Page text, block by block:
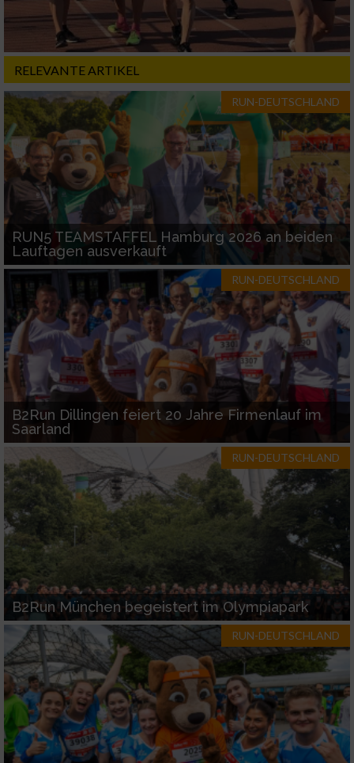
RELEVANTE ARTIKEL
RUN-DEUTSCHLAND
RUN5 TEAMSTAFFEL Hamburg 2026 an beiden
Lauftagen ausverkauft
RUN-DEUTSCHLAND
B2Run Dillingen feiert 20 Jahre Firmenlauf im
Saarland
RUN-DEUTSCHLAND
B2Run München begeistert im Olympiapark
RUN-DEUTSCHLAND
Notwendig
Performance
Funktional
Werbung